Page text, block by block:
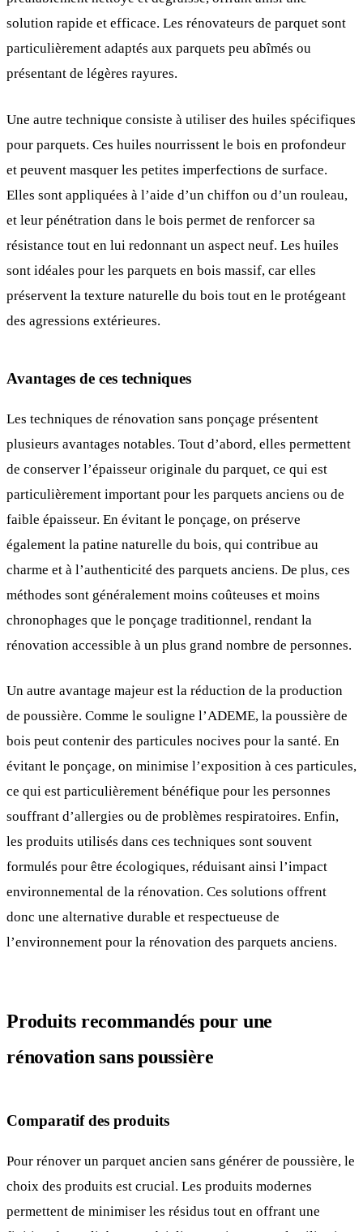
solution rapide et efficace. Les rénovateurs de parquet sont
particulièrement adaptés aux parquets peu abîmés ou
présentant de légères rayures.
Une autre technique consiste à utiliser des huiles spécifiques
pour parquets. Ces huiles nourrissent le bois en profondeur
et peuvent masquer les petites imperfections de surface.
Elles sont appliquées à l’aide d’un chiffon ou d’un rouleau,
et leur pénétration dans le bois permet de renforcer sa
résistance tout en lui redonnant un aspect neuf. Les huiles
sont idéales pour les parquets en bois massif, car elles
préservent la texture naturelle du bois tout en le protégeant
des agressions extérieures.
Avantages de ces techniques
Les techniques de rénovation sans ponçage présentent
plusieurs avantages notables. Tout d’abord, elles permettent
de conserver l’épaisseur originale du parquet, ce qui est
particulièrement important pour les parquets anciens ou de
faible épaisseur. En évitant le ponçage, on préserve
également la patine naturelle du bois, qui contribue au
charme et à l’authenticité des parquets anciens. De plus, ces
méthodes sont généralement moins coûteuses et moins
chronophages que le ponçage traditionnel, rendant la
rénovation accessible à un plus grand nombre de personnes.
Un autre avantage majeur est la réduction de la production
de poussière. Comme le souligne l’ADEME, la poussière de
bois peut contenir des particules nocives pour la santé. En
évitant le ponçage, on minimise l’exposition à ces particules,
ce qui est particulièrement bénéfique pour les personnes
souffrant d’allergies ou de problèmes respiratoires. Enfin,
les produits utilisés dans ces techniques sont souvent
formulés pour être écologiques, réduisant ainsi l’impact
environnemental de la rénovation. Ces solutions offrent
donc une alternative durable et respectueuse de
l’environnement pour la rénovation des parquets anciens.
Produits recommandés pour une
rénovation sans poussière
Comparatif des produits
Pour rénover un parquet ancien sans générer de poussière, le
choix des produits est crucial. Les produits modernes
permettent de minimiser les résidus tout en offrant une